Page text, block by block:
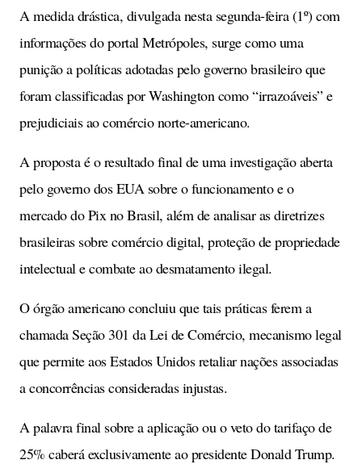
A medida drástica, divulgada nesta segunda-feira (1º) com
informações do portal Metrópoles, surge como uma
punição a políticas adotadas pelo governo brasileiro que
foram classificadas por Washington como “irrazoáveis” e
prejudiciais ao comércio norte-americano.
A proposta é o resultado final de uma investigação aberta
pelo governo dos EUA sobre o funcionamento e o
mercado do Pix no Brasil, além de analisar as diretrizes
brasileiras sobre comércio digital, proteção de propriedade
intelectual e combate ao desmatamento ilegal.
O órgão americano concluiu que tais práticas ferem a
chamada Seção 301 da Lei de Comércio, mecanismo legal
que permite aos Estados Unidos retaliar nações associadas
a concorrências consideradas injustas.
A palavra final sobre a aplicação ou o veto do tarifaço de
25% caberá exclusivamente ao presidente Donald Trump.